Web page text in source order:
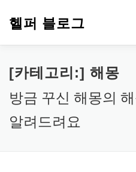
헬퍼 블로그
워드프레스 복지
[카테고리:] 해몽
방금 꾸신 해몽의
알려드려요